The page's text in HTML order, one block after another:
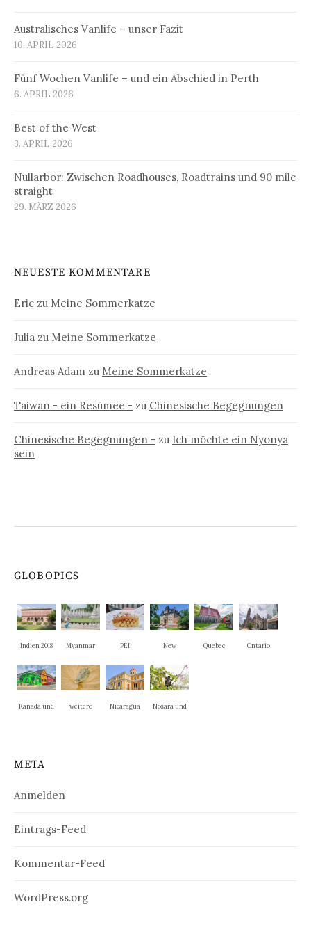
Australisches Vanlife – unser Fazit
10. APRIL 2026
Fünf Wochen Vanlife – und ein Abschied in Perth
6. APRIL 2026
Best of the West
3. APRIL 2026
Nullarbor: Zwischen Roadhouses, Roadtrains und 90 mile
straight
29. MÄRZ 2026
NEUESTE KOMMENTARE
Eric zu Meine Sommerkatze
Julia zu Meine Sommerkatze
Andreas Adam zu Meine Sommerkatze
Taiwan - ein Resümee - zu Chinesische Begegnungen
Chinesische Begegnungen - zu Ich möchte ein Nyonya
sein
GLOBOPICS
Indien 2018 Myanmar PEI
New
Quebec Ontario
Kanada und
weitere
Nicaragua
Nosara und
META
Anmelden
Eintrags-Feed
Kommentar-Feed
WordPress.org